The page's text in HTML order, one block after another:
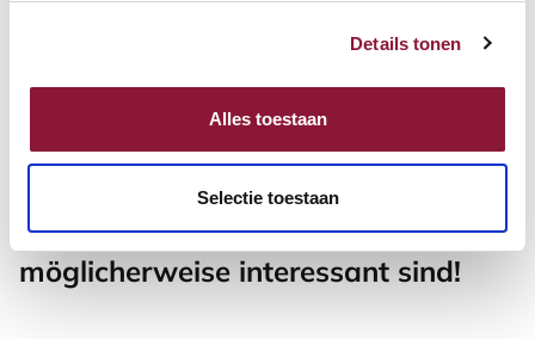
Details tonen
Alles toestaan
Selectie toestaan
98,18
Inkl. MwSt.
Andere Produkte, die für Sie
möglicherweise interessant sind!